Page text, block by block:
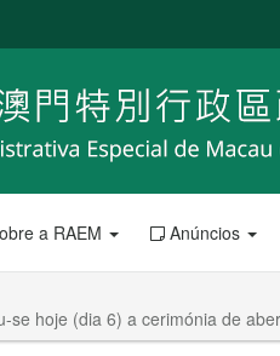
a RAEM Anúncios
hoje (dia 6) a cerimónia de